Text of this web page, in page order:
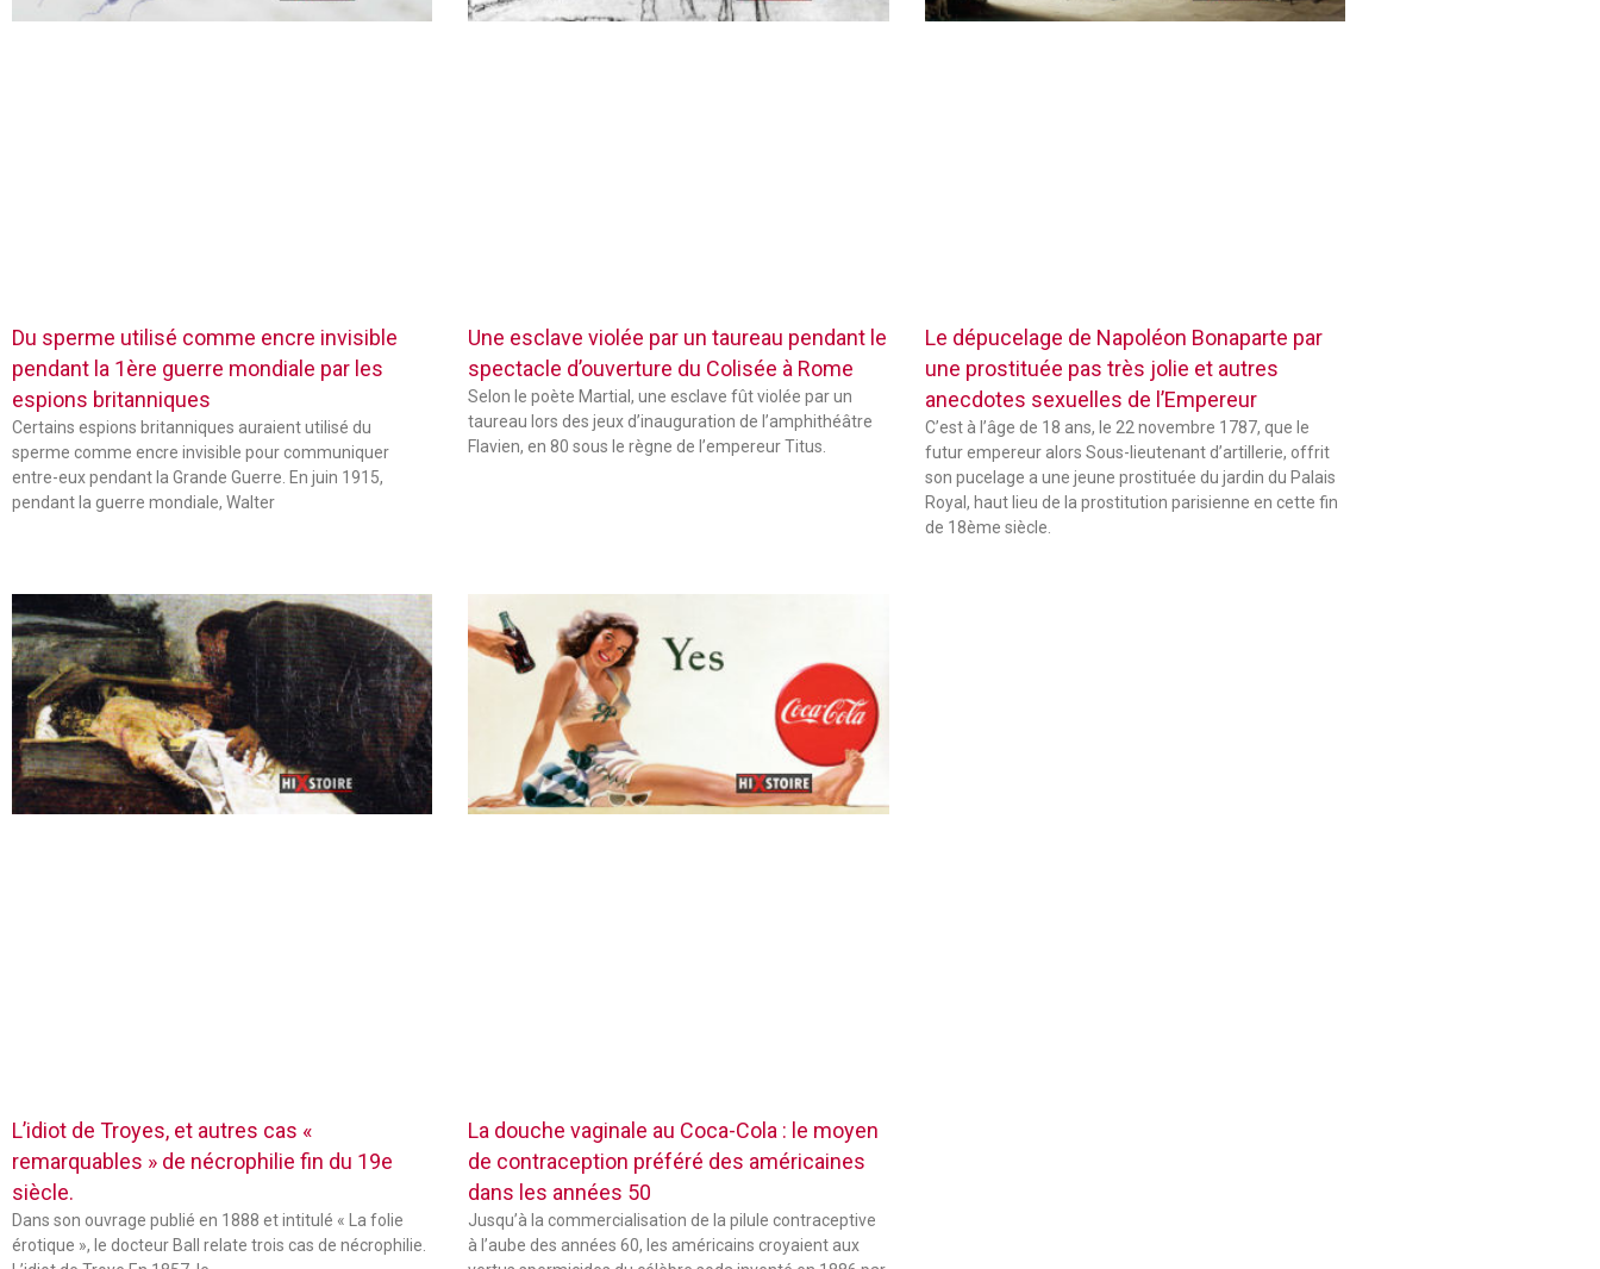
Du sperme utilisé comme encre invisible
pendant la 1ère guerre mondiale par les
espions britanniques
Certains espions britanniques auraient utilisé du
sperme comme encre invisible pour communiquer
entre-eux pendant la Grande Guerre. En juin 1915,
pendant la guerre mondiale, Walter
Une esclave violée par un taureau pendant le
spectacle d’ouverture du Colisée à Rome
Selon le poète Martial, une esclave fût violée par un
taureau lors des jeux d’inauguration de l’amphithéâtre
Flavien, en 80 sous le règne de l’empereur Titus.
Le dépucelage de Napoléon Bonaparte par
une prostituée pas très jolie et autres
anecdotes sexuelles de l’Empereur
C’est à l’âge de 18 ans, le 22 novembre 1787, que le
futur empereur alors Sous-lieutenant d’artillerie, offrit
son pucelage a une jeune prostituée du jardin du Palais
Royal, haut lieu de la prostitution parisienne en cette fin
de 18ème siècle.
L’idiot de Troyes, et autres cas «
remarquables » de nécrophilie fin du 19e
siècle.
Dans son ouvrage publié en 1888 et intitulé « La folie
érotique », le docteur Ball relate trois cas de nécrophilie.
La douche vaginale au Coca-Cola : le moyen
de contraception préféré des américaines
dans les années 50
Jusqu’à la commercialisation de la pilule contraceptive
à l’aube des années 60, les américains croyaient aux